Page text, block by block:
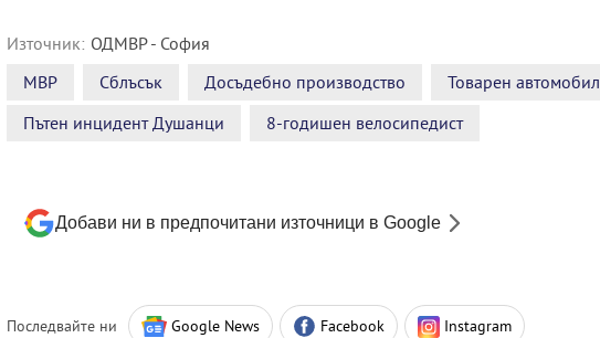
Източник: ОДМВР - София
МВР
Сблъсък Досъдебно производство Товарен автомобил
Пътен инцидент Душанци
8-годишен велосипедист
Добави ни в предпочитани източници в Google
Последвайте ни Google News Facebook Instagram